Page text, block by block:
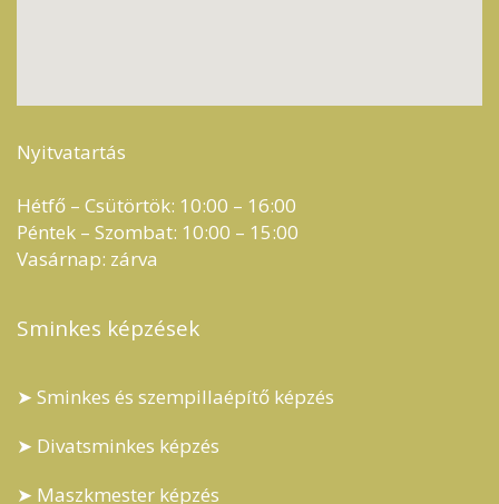
Nyitvatartás
Hétfő – Csütörtök: 10:00 – 16:00
Péntek – Szombat: 10:00 – 15:00
Vasárnap: zárva
Sminkes képzések
➤ Sminkes és szempillaépítő képzés
➤ Divatsminkes képzés
➤ Maszkmester képzés